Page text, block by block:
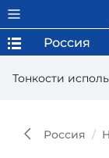
Тонкости
Россия
Россия